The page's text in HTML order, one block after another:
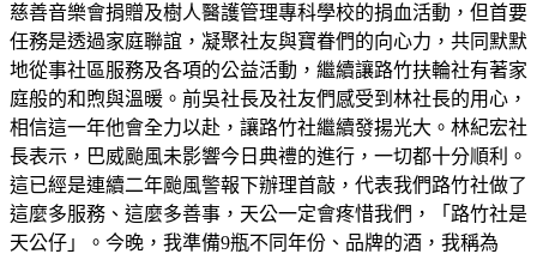
慈善音樂會捐贈及樹人醫護管理專科學校的捐血活動，但首要
任務是透過家庭聯誼，凝聚社友與寶眷們的向心力，共同默默
地從事社區服務及各項的公益活動，繼續讓路竹扶輪社有著家
庭般的和煦與溫暖。前吳社長及社友們感受到林社長的用心，
相信這一年他會全力以赴，讓路竹社繼續發揚光大。林紀宏社
長表示，巴威颱風未影響今日典禮的進行，一切都十分順利。
這已經是連續二年颱風警報下辦理首敲，代表我們路竹社做了
這麼多服務、這麼多善事，天公一定會疼惜我們，「路竹社是
天公仔」。今晚，我準備9瓶不同年份、品牌的酒，我稱為